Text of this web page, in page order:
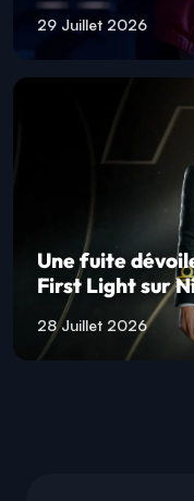
29 Juillet 2026
Une fuite
First Light sur
28 Juillet 2026